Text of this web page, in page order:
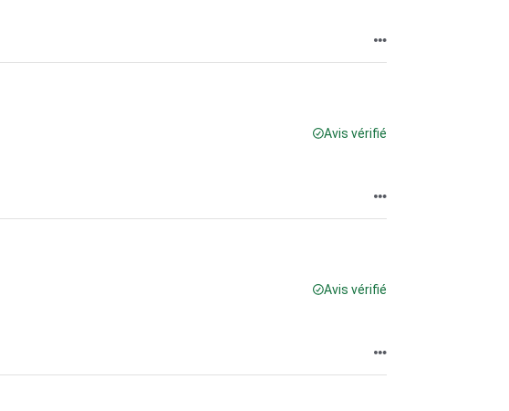
Avis vérifié
Avis vérifié